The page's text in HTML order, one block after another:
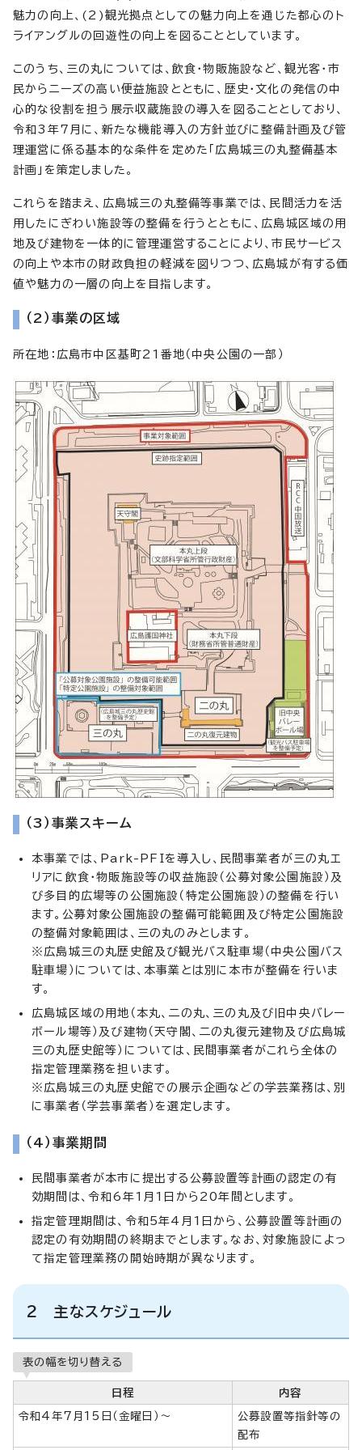
魅力の向上、(2)観光拠点としての魅力向上を通じた都心のト
ライアングルの回遊性の向上を図ることとしています。
このうち、三の丸については、飲食・物販施設など、観光客・市
民からニーズの高い便益施設とともに、歴史・文化の発信の中
心的な役割を担う展示収蔵施設の導入を図ることとしており、
令和3年7月に、新たな機能導入の方針並びに整備計画及び管
理運営に係る基本的な条件を定めた「広島城三の丸整備基本
計画」を策定しました。
これらを踏まえ、広島城三の丸整備等事業では、民間活力を活
用したにぎわい施設等の整備を行うとともに、広島城区域の用
地及び建物を一体的に管理運営することにより、市民サービス
の向上や本市の財政負担の軽減を図りつつ、広島城が有する価
値や魅力の一層の向上を目指します。
（2）事業の区域
所在地：広島市中区基町21番地（中央公園の一部）
（3）事業スキーム
本事業では、Park-PFIを導入し、民間事業者が三の丸エ
リアに飲食・物販施設等の収益施設（公募対象公園施設）及
び多目的広場等の公園施設（特定公園施設）の整備を行い
ます。公募対象公園施設の整備可能範囲及び特定公園施設
の整備対象範囲は、三の丸のみとします。
※広島城三の丸歴史館及び観光バス駐車場（中央公園バス
駐車場）については、本事業とは別に本市が整備を行いま
す。
広島城区域の用地（本丸、二の丸、三の丸及び旧中央バレー
ボール場等）及び建物（天守閣、二の丸復元建物及び広島城
三の丸歴史館等）については、民間事業者がこれら全体の
指定管理業務を担います。
※広島城三の丸歴史館での展示企画などの学芸業務は、別
に事業者（学芸事業者）を選定します。
（4）事業期間
民間事業者が本市に提出する公募設置等計画の認定の有
効期間は、令和6年1月1日から20年間とします。
指定管理期間は、令和5年4月1日から、公募設置等計画の
認定の有効期間の終期までとします。なお、対象施設によっ
て指定管理業務の開始時期が異なります。
2 主なスケジュール
表の幅を切り替える
日程 内容
令和4年7月15日（金曜日）～
公募設置等指針等の
配布